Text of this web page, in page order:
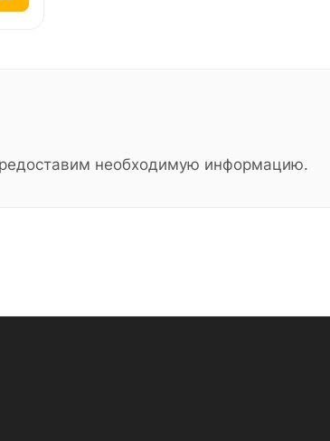
необходимую информацию.